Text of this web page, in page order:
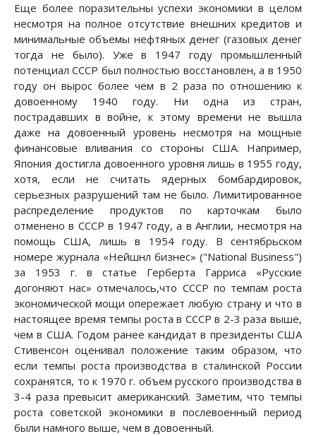
Еще более поразительны успехи экономики в целом
несмотря на полное отсутствие внешних кредитов и
минимальные объемы нефтяных денег (газовых денег
тогда не было). Уже в 1947 году промышленный
потенциал СССР был полностью восстановлен, а в 1950
году он вырос более чем в 2 раза по отношению к
довоенному 1940 году. Ни одна из стран,
пострадавших в войне, к этому времени не вышла
даже на довоенный уровень несмотря на мощные
финансовые вливания со стороны США. Например,
Япония достигла довоенного уровня лишь в 1955 году,
хотя, если не считать ядерных бомбардировок,
серьезных разрушений там не было. Лимитированное
распределение продуктов по карточкам было
отменено в СССР в 1947 году, а в Англии, несмотря на
помощь США, лишь в 1954 году. В сентябрьском
номере журнала «Нейшнл бизнес» ("National Business")
за 1953 г. в статье Герберта Гарриса «Русские
догоняют нас» отмечалось,что СССР по темпам роста
экономической мощи опережает любую страну и что в
настоящее время темпы роста в СССР в 2-3 раза выше,
чем в США. Годом ранее кандидат в президенты США
Стивенсон оценивал положение таким образом, что
если темпы роста производства в сталинской России
сохранятся, то к 1970 г. объем русского производства в
3-4 раза превысит американский. Заметим, что темпы
роста советской экономики в послевоенный период
были намного выше, чем в довоенный.